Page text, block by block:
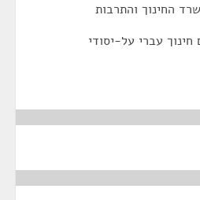
החינוך והתרבות
עברי על-יסודי